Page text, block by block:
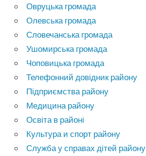
Овруцька громада
Олевська громада
Словечанська громада
Ушомирська громада
Чоповицька громада
Телефонний довідник району
Підприємства району
Медицина району
Освіта в районі
Культура и спорт району
Служба у справах дітей району